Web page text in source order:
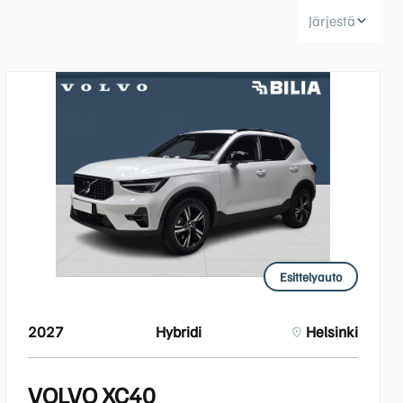
Koeajopalvelu
Bilian yksityisleasinglaskuri
Volvo Huoltosopimus
Vientiautopalvelut | Bilia
Järjestä
Esittelyauto
2027 Hybridi Helsinki
VOLVO XC40